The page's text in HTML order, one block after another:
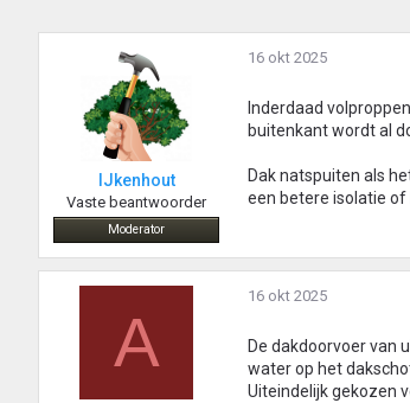
IJkenhout
Vaste beantwoorder
Moderator
16 okt 2025
Inderdaad
buitenkant wordt al
Dak natspuiten als
een betere isolatie of
A
16 okt 2025
De dakdoorvoer van
water op het
Uiteindelijk gekozen